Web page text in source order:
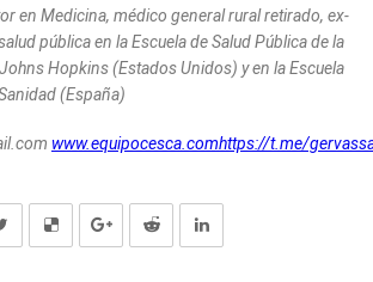
en Medicina, médico general rural retirado, ex-
pública en la Escuela de Salud Pública de la
Hopkins (Estados Unidos) y en la Escuela
(España)
www.equipocesca.comhttps://t.me/